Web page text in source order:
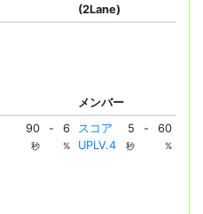
(2Lane)
メンバー
90
秒
- 6
%
スコア
UPLV.4
5
秒
- 60
%